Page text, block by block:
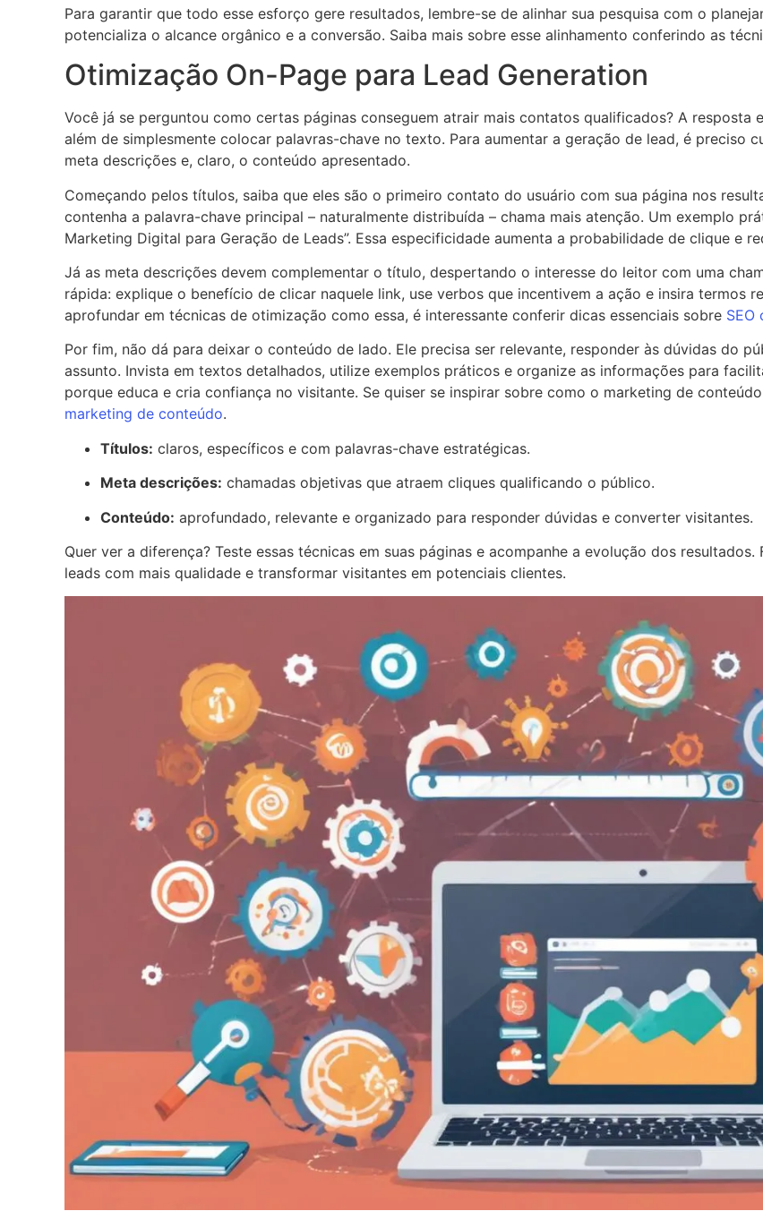
Para garantir que todo esse esforço gere resultados, lembre-se de alinhar sua pesquisa com o
potencializa o alcance orgânico e a conversão. Saiba mais sobre esse alinhamento conferindo as
Otimização On-Page para Lead Generation
Você já se perguntou como certas páginas conseguem atrair mais contatos qualificados? A
além de simplesmente colocar palavras-chave no texto. Para aumentar a geração de lead, é preciso
meta descrições e, claro, o conteúdo apresentado.
Começando pelos títulos, saiba que eles são o primeiro contato do usuário com sua página nos
contenha a palavra-chave principal – naturalmente distribuída – chama mais atenção. Um exemplo
Marketing Digital para Geração de Leads”. Essa especificidade aumenta a probabilidade de clique e
Já as meta descrições devem complementar o título, despertando o interesse do leitor com uma
rápida: explique o benefício de clicar naquele link, use verbos que incentivem a ação e insira termos
aprofundar em técnicas de otimização como essa, é interessante conferir dicas essenciais sobre SEO
Por fim, não dá para deixar o conteúdo de lado. Ele precisa ser relevante, responder às dúvidas do
assunto. Invista em textos detalhados, utilize exemplos práticos e organize as informações para
porque educa e cria confiança no visitante. Se quiser se inspirar sobre como o marketing de
marketing de conteúdo.
Títulos: claros, específicos e com palavras-chave estratégicas.
Meta descrições: chamadas objetivas que atraem cliques qualificando o público.
Conteúdo: aprofundado, relevante e organizado para responder dúvidas e converter visitantes.
Quer ver a diferença? Teste essas técnicas em suas páginas e acompanhe a evolução dos
leads com mais qualidade e transformar visitantes em potenciais clientes.